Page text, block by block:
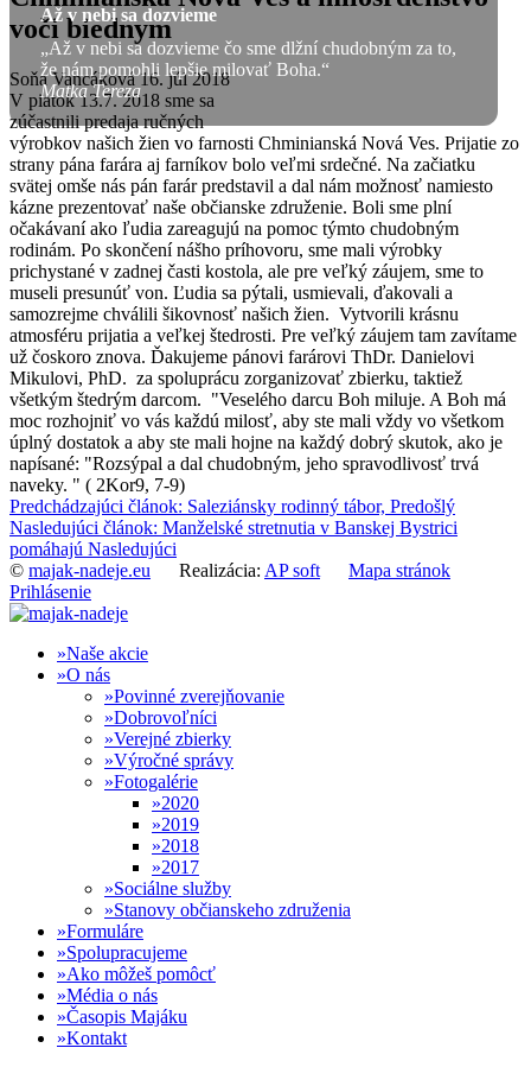
Až v nebi sa dozvieme
„Až v nebi sa dozvieme čo sme dlžní chudobným za to,
že nám pomohli lepšie milovať Boha.“
Matka Tereza
voči biednym
Soňa Vancáková 16. júl 2018
V piatok 13.7. 2018 sme sa
zúčastnili predaja ručných
výrobkov našich žien vo farnosti Chminianská Nová Ves. Prijatie zo
strany pána farára aj farníkov bolo veľmi srdečné. Na začiatku
svätej omše nás pán farár predstavil a dal nám možnosť namiesto
kázne prezentovať naše občianske združenie. Boli sme plní
očakávaní ako ľudia zareagujú na pomoc týmto chudobným
rodinám. Po skončení nášho príhovoru, sme mali výrobky
prichystané v zadnej časti kostola, ale pre veľký záujem, sme to
museli presunúť von. Ľudia sa pýtali, usmievali, ďakovali a
samozrejme chválili šikovnosť našich žien. Vytvorili krásnu
atmosféru prijatia a veľkej štedrosti. Pre veľký záujem tam zavítame
už čoskoro znova. Ďakujeme pánovi farárovi ThDr. Danielovi
Mikulovi, PhD. za spoluprácu zorganizovať zbierku, taktiež
všetkým štedrým darcom. "Veselého darcu Boh miluje. A Boh má
moc rozhojniť vo vás každú milosť, aby ste mali vždy vo všetkom
úplný dostatok a aby ste mali hojne na každý dobrý skutok, ako je
napísané: "Rozsýpal a dal chudobným, jeho spravodlivosť trvá
naveky. " ( 2Kor9, 7-9)
Predchádzajúci článok: Saleziánsky rodinný tábor, Predošlý
Nasledujúci článok: Manželské stretnutia v Banskej Bystrici
pomáhajú Nasledujúci
© majak-nadeje.eu Realizácia: AP soft
Mapa stránok
Prihlásenie
Naše akcie
O nás
Povinné zverejňovanie
Dobrovoľníci
Verejné zbierky
Výročné správy
Fotogalérie
2020
2019
2018
2017
Sociálne služby
Stanovy občianskeho združenia
Formuláre
Spolupracujeme
Ako môžeš pomôcť
Média o nás
Časopis Majáku
Kontakt